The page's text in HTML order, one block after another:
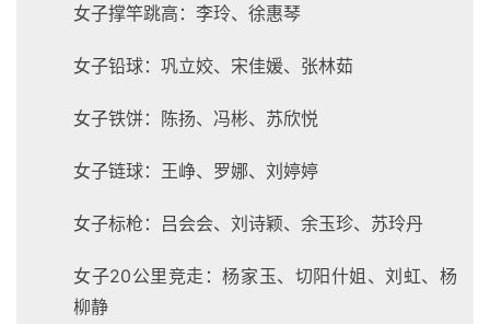
女子撑竿跳高：李玲、徐惠琴
女子铅球：巩立姣、宋佳媛、张林茹
女子铁饼：陈扬、冯彬、苏欣悦
女子链球：王峥、罗娜、刘婷婷
女子标枪：吕会会、刘诗颖、余玉珍、苏玲丹
女子20公里竞走：杨家玉、切阳什姐、刘虹、杨
柳静